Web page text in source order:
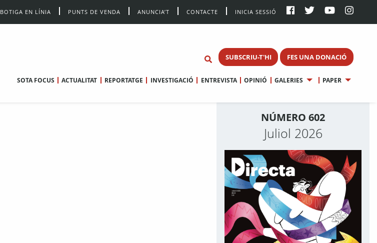
BOTIGA EN LÍNIA PUNTS DE VENDA ANUNCIA’T CONTACTE INICIA SESSIÓ
SUBSCRIU-T'HI FES UNA DONACIÓ
SOTA FOCUS ACTUALITAT REPORTATGE INVESTIGACIÓ ENTREVISTA OPINIÓ GALERIES PAPER
NÚMERO 602
Juliol 2026